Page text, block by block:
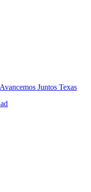
Juntos Texas